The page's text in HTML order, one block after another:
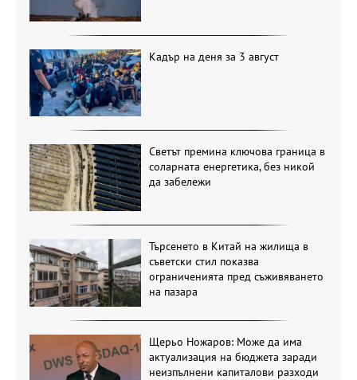
Кадър на деня за 3 август
Светът премина ключова граница в
соларната енергетика, без никой
да забележи
Търсенето в Китай на жилища в
съветски стил показва
ограниченията пред съживяването
на пазара
Щерьо Ножаров: Може да има
актуализация на бюджета заради
неизпълнени капиталови разходи